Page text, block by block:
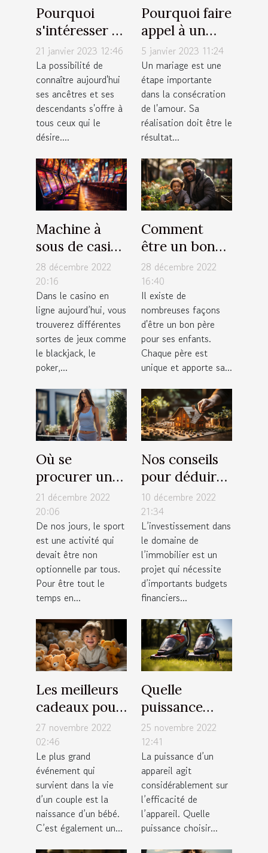
Pourquoi
s'intéresser à
ses
descendants ?
21 janvier 2023 12:46
La possibilité de
connaître aujourd'hui
ses ancêtres et ses
descendants s'offre à
tous ceux qui le
désire....
Pourquoi faire
appel à un
photographe
à Annemasse
pour un
mariage ?
5 janvier 2023 11:24
Un mariage est une
étape importante
dans la consécration
de l'amour. Sa
réalisation doit être le
résultat...
Machine à
sous de casino
: comment
fonctionne
cet appareil
électronique
de jeux ?
28 décembre 2022
20:16
Dans le casino en
ligne aujourd’hui, vous
trouverez différentes
sortes de jeux comme
le blackjack, le
poker,...
Comment
être un bon
père pour ses
enfants ?
28 décembre 2022
16:40
Il existe de
nombreuses façons
d'être un bon père
pour ses enfants.
Chaque père est
unique et apporte sa...
Où se
procurer un
tapis de
course pliable
à moindre
coût ?
21 décembre 2022
20:06
De nos jours, le sport
est une activité qui
devait être non
optionnelle par tous.
Pour être tout le
temps en...
Nos conseils
pour déduire
facilement
votre capacité
d’emprunt
immobilier
10 décembre 2022
21:34
L’investissement dans
le domaine de
l’immobilier est un
projet qui nécessite
d’importants budgets
financiers...
Les meilleurs
cadeaux pour
nourrisson
27 novembre 2022
02:46
Le plus grand
événement qui
survient dans la vie
d’un couple est la
naissance d’un bébé.
C’est également un...
Quelle
puissance
choisir pour
un aspirateur
sans sac ?
25 novembre 2022
12:41
La puissance d’un
appareil agit
considérablement sur
l’efficacité de
l’appareil. Quelle
puissance choisir...